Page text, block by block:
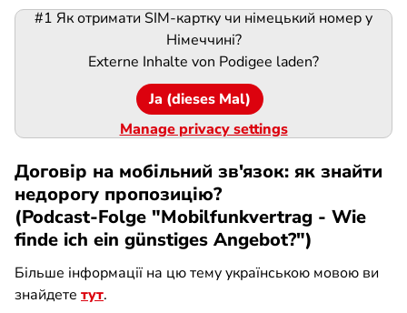
Podigee-
#1 Як отримати SIM-картку чи німецький номер у
Німеччині?
Externe Inhalte von Podigee laden?
Ja (dieses Mal)
Manage privacy settings
Договір на мобільний зв'язок: як знайти
недорогу пропозицію?
(Podcast-Folge "Mobilfunkvertrag - Wie
finde ich ein günstiges Angebot?")
Більше інформації на цю тему українською мовою ви
знайдете тут.